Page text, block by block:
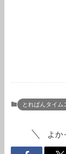
とれぱんタイム
よか